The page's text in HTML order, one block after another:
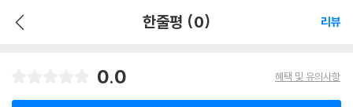
한줄평 (0) 리뷰
0.0 혜택 및 유의사항